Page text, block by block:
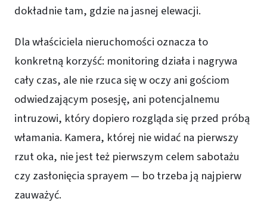
dokładnie tam, gdzie na jasnej elewacji.
Dla właściciela nieruchomości oznacza to
konkretną korzyść: monitoring działa i nagrywa
cały czas, ale nie rzuca się w oczy ani gościom
odwiedzającym posesję, ani potencjalnemu
intruzowi, który dopiero rozgląda się przed próbą
włamania. Kamera, której nie widać na pierwszy
rzut oka, nie jest też pierwszym celem sabotażu
czy zasłonięcia sprayem — bo trzeba ją najpierw
zauważyć.